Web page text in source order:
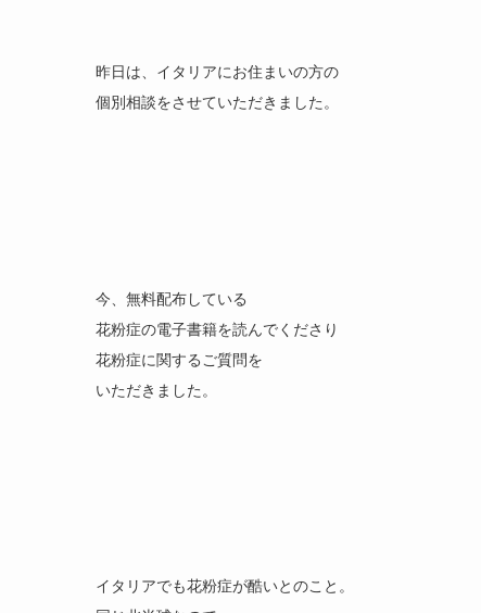
昨日は、イタリアにお住まいの方の
個別相談をさせていただきました。
今、無料配布している
花粉症の電子書籍を読んでくださり
花粉症に関するご質問を
いただきました。
イタリアでも花粉症が酷いとのこと。